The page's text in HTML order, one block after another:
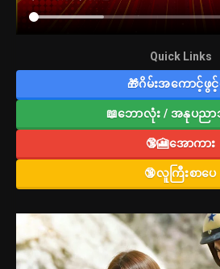
Quick Links
🎁ဂိမ်းအကောင့်ဖွ
📖ဘောလုံး / အနုပည
🔞🎦အောကား
🔞လူကြီးစာပေ